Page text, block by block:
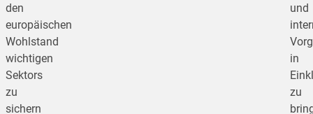
den
europäischen
Wohlstand
wichtigen
Sektors
zu
sichern
und
in
zu